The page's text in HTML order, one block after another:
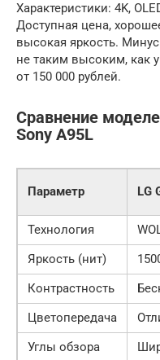
Характеристики: 4K,
Доступная цена,
высокая яркость.
не таким высоким, как
от 150 000 рублей.
Сравнение
Sony A95L
Параметр LG
Технология
Яркость (нит)
Контрастность
Цветопередача
Углы обзора